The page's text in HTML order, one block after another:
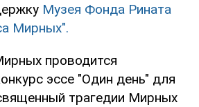
Музея Фонда Рината
Мирных".
проводится
эссе "Один день" для
трагедии Мирных